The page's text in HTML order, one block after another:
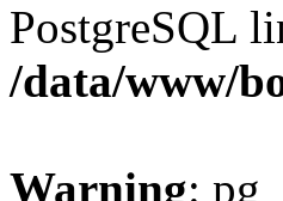
PostgreSQL
/data/www/
Warning: